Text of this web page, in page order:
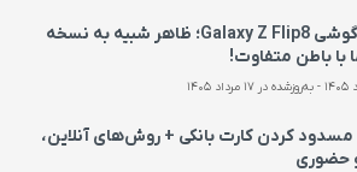
بررسی گوشی Galaxy Z Flip8؛ ظاهر شبیه به نسخه
با باطن متفاوت!
کردن کارت بانکی + روش‌های آنلاین،
حضوری